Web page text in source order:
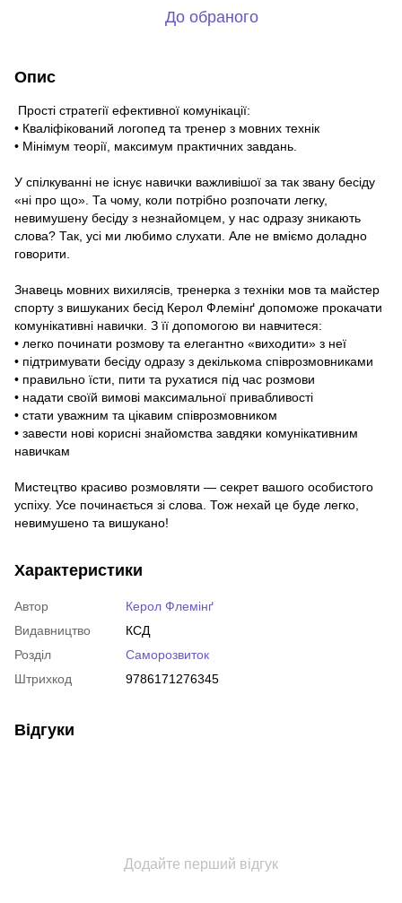
До обраного
Опис
Прості стратегії ефективної комунікації:
• Кваліфікований логопед та тренер з мовних технік
• Мінімум теорії, максимум практичних завдань.
У спілкуванні не існує навички важливішої за так звану бесіду
«ні про що». Та чому, коли потрібно розпочати легку,
невимушену бесіду з незнайомцем, у нас одразу зникають
слова? Так, усі ми любимо слухати. Але не вміємо доладно
говорити.
Знавець мовних вихилясів, тренерка з техніки мов та майстер
спорту з вишуканих бесід Керол Флемінґ допоможе прокачати
комунікативні навички. З її допомогою ви навчитеся:
• легко починати розмову та елегантно «виходити» з неї
• підтримувати бесіду одразу з декількома співрозмовниками
• правильно їсти, пити та рухатися під час розмови
• надати своїй вимові максимальної привабливості
• стати уважним та цікавим співрозмовником
• завести нові корисні знайомства завдяки комунікативним
навичкам
Мистецтво красиво розмовляти — секрет вашого особистого
успіху. Усе починається зі слова. Тож нехай це буде легко,
невимушено та вишукано!
Характеристики
Автор
Керол Флемінґ
Видавництво
КСД
Розділ
Саморозвиток
Штрихкод
9786171276345
Відгуки
Додайте перший відгук